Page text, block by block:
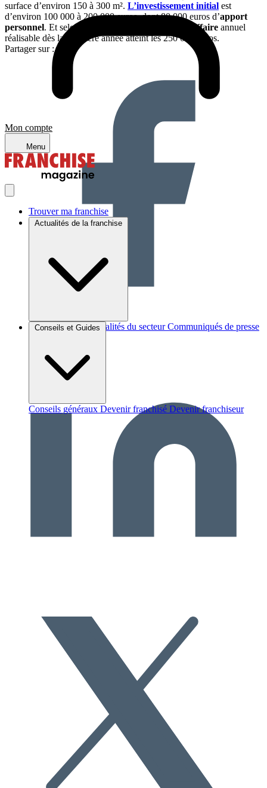
Mon compte
Menu
Trouver ma franchise
Actualités de la franchise
Brèves et actus Actualités du secteur Communiqués de presse
Conseils et Guides
Conseils généraux Devenir franchisé Devenir franchiseur
surface d’environ 150 à 300 m². L’investissement initial est
d’environ 100 000 à 200 000 euros, dont 80 000 euros d’apport
personnel. Et selon la tête de réseau, le chiffre d’affaire annuel
réalisable dès la première année atteint les 250 000 euros.
Partager sur :